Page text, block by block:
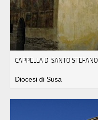
CAPPELLA DI SANTO STEFANO
Diocesi di Susa